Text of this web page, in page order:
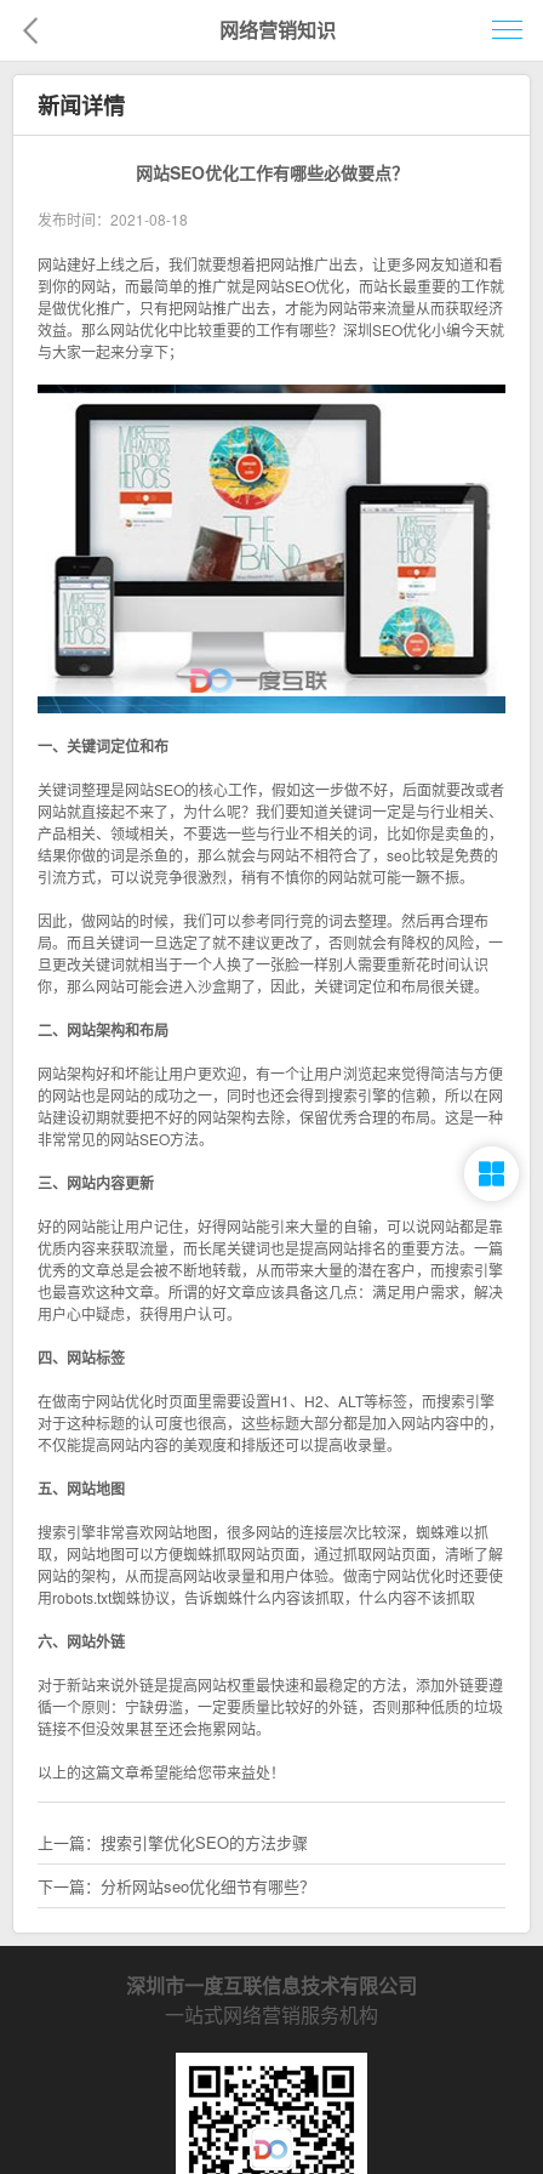
网络营销
移动营销
解决方案
新闻资讯
关于我们
网络营销知识
新闻详情
网站SEO优化工作有哪些必做要点？
发布时间：2021-08-18
网站建好上线之后，我们就要想着把网站推广出去，让更多网友知道和看
到你的网站，而最简单的推广就是网站SEO优化，而站长最重要的工作就
是做优化推广，只有把网站推广出去，才能为网站带来流量从而获取经济
效益。那么网站优化中比较重要的工作有哪些？ 深圳SEO优化小编今天就
与大家一起来分享下；
一、关键词定位和布
关键词整理是网站SEO的核心工作，假如这一步做不好，后面就要改或者
网站就直接起不来了，为什么呢？我们要知道关键词一定是与行业相关、
产品相关、领域相关，不要选一些与行业不相关的词，比如你是卖鱼的，
结果你做的词是杀鱼的，那么就会与网站不相符合了，seo比较是免费的
引流方式，可以说竞争很激烈，稍有不慎你的网站就可能一蹶不振。
因此，做网站的时候，我们可以参考同行竞的词去整理。然后再合理布
局。而且关键词一旦选定了就不建议更改了，否则就会有降权的风险，一
旦更改关键词就相当于一个人换了一张脸一样别人需要重新花时间认识
你，那么网站可能会进入沙盒期了，因此，关键词定位和布局很关键。
二、网站架构和布局
网站架构好和坏能让用户更欢迎，有一个让用户浏览起来觉得简洁与方便
的网站也是网站的成功之一，同时也还会得到搜索引擎的信赖，所以在网
站建设初期就要把不好的网站架构去除，保留优秀合理的布局。这是一种
非常常见的网站SEO方法。
三、网站内容更新
好的网站能让用户记住，好得网站能引来大量的自输，可以说网站都是靠
优质内容来获取流量，而长尾关键词也是提高网站排名的重要方法。一篇
优秀的文章总是会被不断地转载，从而带来大量的潜在客户，而搜索引擎
也最喜欢这种文章。所谓的好文章应该具备这几点：满足用户需求，解决
用户心中疑虑，获得用户认可。
四、网站标签
在做南宁网站优化时页面里需要设置H1、H2、ALT等标签，而搜索引擎
对于这种标题的认可度也很高，这些标题大部分都是加入网站内容中的，
不仅能提高网站内容的美观度和排版还可以提高收录量。
五、网站地图
搜索引擎非常喜欢网站地图，很多网站的连接层次比较深，蜘蛛难以抓
取，网站地图可以方便蜘蛛抓取网站页面，通过抓取网站页面，清晰了解
网站的架构，从而提高网站收录量和用户体验。做南宁网站优化时还要使
用robots.txt蜘蛛协议，告诉蜘蛛什么内容该抓取，什么内容不该抓取
六、网站外链
对于新站来说外链是提高网站权重最快速和最稳定的方法，添加外链要遵
循一个原则：宁缺毋滥，一定要质量比较好的外链，否则那种低质的垃圾
链接不但没效果甚至还会拖累网站。
以上的这篇文章希望能给您带来益处！
上一篇： 搜索引擎优化SEO的方法步骤
下一篇： 分析网站seo优化细节有哪些？
深圳市一度互联信息技术有限公司
一站式网络营销服务机构